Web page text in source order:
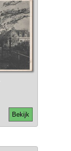
Bekijk